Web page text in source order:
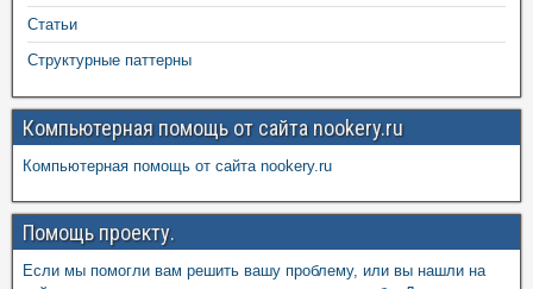
Статьи
Структурные паттерны
Компьютерная помощь от сайта nookery.ru
Компьютерная помощь от сайта nookery.ru
Помощь проекту.
Если мы помогли вам решить вашу проблему, или вы нашли на